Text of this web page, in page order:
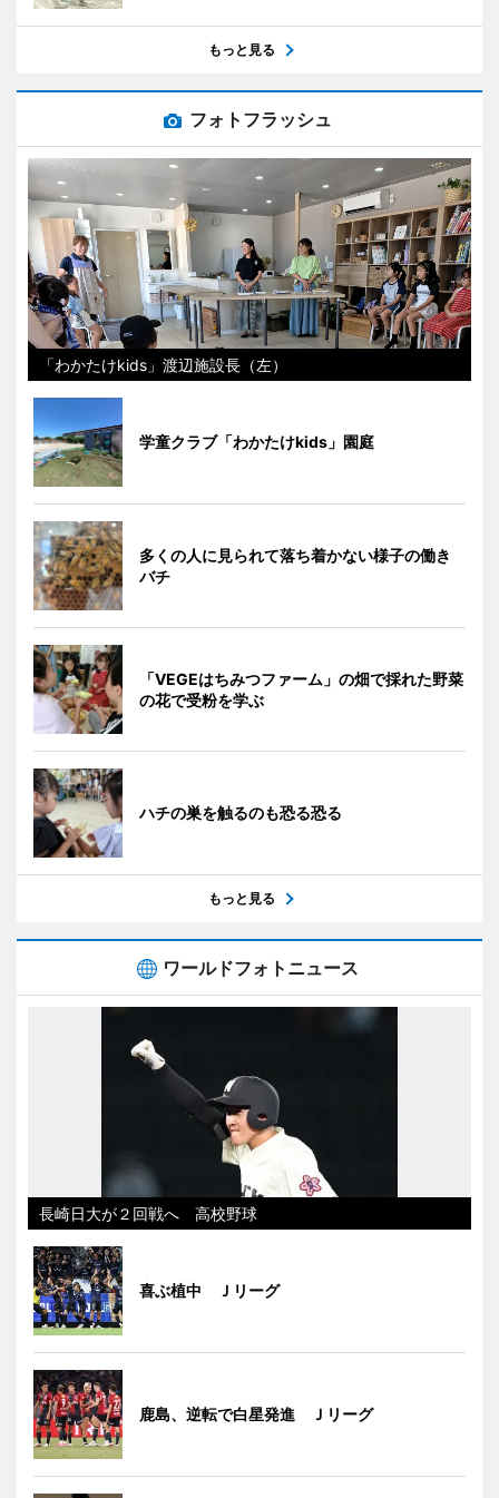
もっと見る
フォトフラッシュ
「わかたけkids」渡辺施設長（左）
学童クラブ「わかたけkids」園庭
多くの人に見られて落ち着かない様子の働き
バチ
「VEGEはちみつファーム」の畑で採れた野菜
の花で受粉を学ぶ
ハチの巣を触るのも恐る恐る
もっと見る
ワールドフォトニュース
長崎日大が２回戦へ 高校野球
喜ぶ植中 Ｊリーグ
鹿島、逆転で白星発進 Ｊリーグ